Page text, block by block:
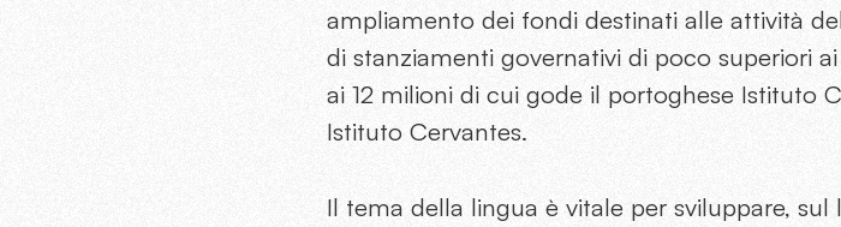
ampliamento dei fondi destinati alle attività
di stanziamenti governativi di poco superiori
ai 12 milioni di cui gode il portoghese Istituto
Istituto Cervantes.
Il tema della lingua è vitale per sviluppare,